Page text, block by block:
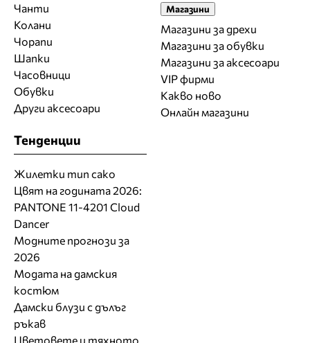
Чанти
Колани
Чорапи
Шапки
Часовници
Обувки
Други аксесоари
Магазини
Магазини за дрехи
Магазини за обувки
Магазини за aксесоари
VIP фирми
Какво ново
Онлайн магазини
Тенденции
Жилетки тип сако
Цвят на годината 2026:
PANTONE 11-4201 Cloud
Dancer
Модните прогнози за
2026
Модата на дамския
костюм
Дамски блузи с дълъг
ръкав
Цветовете и тяхното